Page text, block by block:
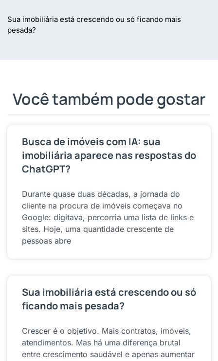
Sua imobiliária está crescendo ou só ficando mais
pesada?
Você também pode gostar
Busca de imóveis com IA: sua
imobiliária aparece nas respostas do
ChatGPT?
Durante quase duas décadas, a jornada do
cliente na procura de imóveis começava no
Google: digitava, percorria uma lista de links e
sites. Hoje, uma quantidade crescente de
pessoas abre
Sua imobiliária está crescendo ou só
ficando mais pesada?
Crescer é o objetivo. Mais contratos, imóveis,
atendimentos. Mas há uma diferença brutal
entre crescimento saudável e apenas aumentar